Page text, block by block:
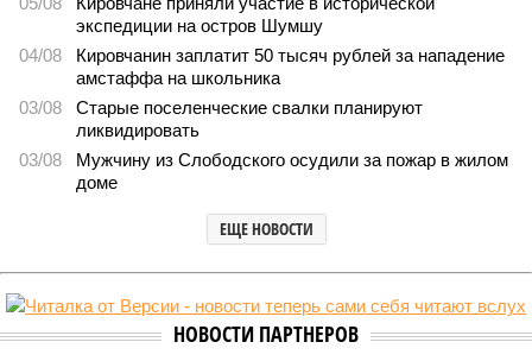
Новостройки Кировской области подорожали на 6%
Новостройки Кировской области подорожали на 6% (фото:
Кировстат обнародовал данные по рынку жилой недвижимости
за последний квартал 2025 года. Средняя стоимость квадратного
метра в новостройках достигла 124 934 рублей, тогда как на
вторичном рынке жилья цена оказалась существенно ниже – 92
947 рублей за квадратный метр.